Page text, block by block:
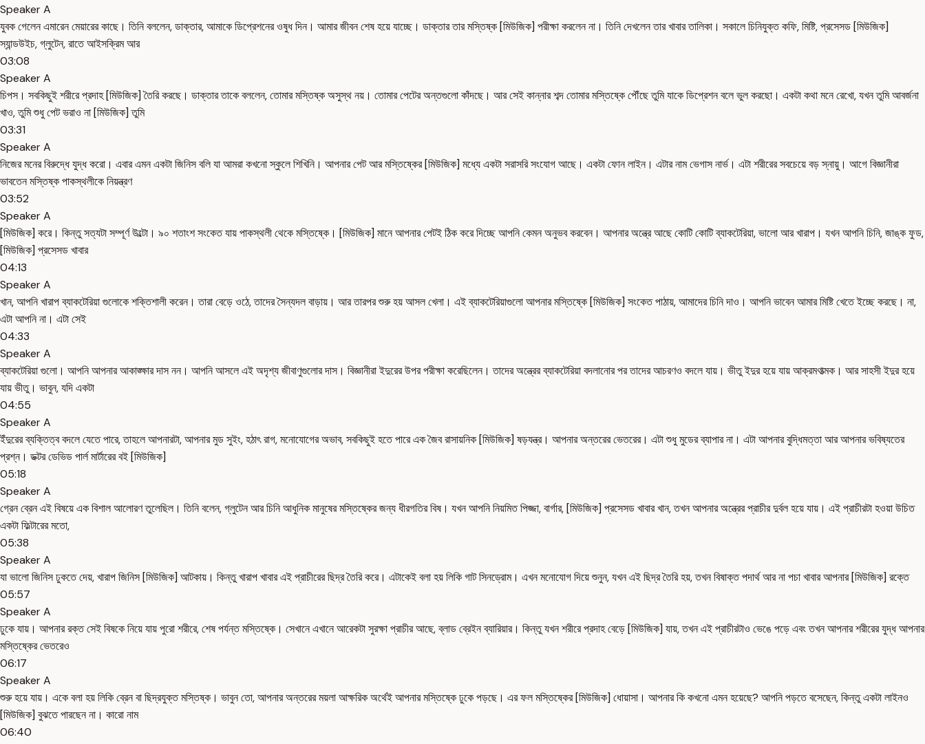
Speaker A
যুবক গেলেন এমারেন মেয়ারের কাছে। তিনি বললেন, ডাক্তার, আমাকে ডিপ্রেশনের ওষুধ দিন। আমার জীবন শেষ হয়ে যাচ্ছে। ডাক্তার তার মস্তিষ্ক [মিউজিক] পরীক্ষা করলেন না। তিনি দেখলেন তার খাবার তালিকা। সকালে চিনিযুক্ত কফি, মিষ্টি, প্রসেসড [মিউজিক]
স্যান্ডউইচ, গ্লুটেন, রাতে আইসক্রিম আর
03:08
Speaker A
চিপস। সবকিছুই শরীরে প্রদাহ [মিউজিক] তৈরি করছে। ডাক্তার তাকে বললেন, তোমার মস্তিষ্ক অসুস্থ নয়। তোমার পেটের অন্তগুলো কাঁদছে। আর সেই কান্নার শব্দ তোমার মস্তিষ্কে পৌঁছে তুমি যাকে ডিপ্রেশন বলে ভুল করছো। একটা কথা মনে রেখো, যখন তুমি আবর্জনা
খাও, তুমি শুধু পেট ভরাও না [মিউজিক] তুমি
03:31
Speaker A
নিজের মনের বিরুদ্ধে যুদ্ধ করো। এবার এমন একটা জিনিস বলি যা আমরা কখনো স্কুলে শিখিনি। আপনার পেট আর মস্তিষ্কের [মিউজিক] মধ্যে একটা সরাসরি সংযোগ আছে। একটা ফোন লাইন। এটার নাম ভেগাস নার্ভ। এটা শরীরের সবচেয়ে বড় স্নায়ু। আগে বিজ্ঞানীরা
ভাবতেন মস্তিষ্ক পাকস্থলীকে নিয়ন্ত্রণ
03:52
Speaker A
[মিউজিক] করে। কিন্তু সত্যটা সম্পূর্ণ উল্টো। ৯০ শতাংশ সংকেত যায় পাকস্থলী থেকে মস্তিষ্কে। [মিউজিক] মানে আপনার পেটই ঠিক করে দিচ্ছে আপনি কেমন অনুভব করবেন। আপনার অন্ত্রে আছে কোটি কোটি ব্যাকটেরিয়া, ভালো আর খারাপ। যখন আপনি চিনি, জাঙ্ক ফুড,
[মিউজিক] প্রসেসড খাবার
04:13
Speaker A
খান, আপনি খারাপ ব্যাকটেরিয়া গুলোকে শক্তিশালী করেন। তারা বেড়ে ওঠে, তাদের সৈন্যদল বাড়ায়। আর তারপর শুরু হয় আসল খেলা। এই ব্যাকটেরিয়াগুলো আপনার মস্তিষ্কে [মিউজিক] সংকেত পাঠায়, আমাদের চিনি দাও। আপনি ভাবেন আমার মিষ্টি খেতে ইচ্ছে করছে। না,
এটা আপনি না। এটা সেই
04:33
Speaker A
ব্যাকটেরিয়া গুলো। আপনি আপনার আকাঙ্ক্ষার দাস নন। আপনি আসলে এই অদৃশ্য জীবাণুগুলোর দাস। বিজ্ঞানীরা ইদুরের উপর পরীক্ষা করেছিলেন। তাদের অন্ত্রের ব্যাকটেরিয়া বদলানোর পর তাদের আচরণও বদলে যায়। ভীতু ইদুর হয়ে যায় আক্রমণাত্মক। আর সাহসী ইদুর হয়ে
যায় ভীতু। ভাবুন, যদি একটা
04:55
Speaker A
ইঁদুরের ব্যক্তিত্ব বদলে যেতে পারে, তাহলে আপনারটা, আপনার মুড সুইং, হঠাৎ রাগ, মনোযোগের অভাব, সবকিছুই হতে পারে এক জৈব রাসায়নিক [মিউজিক] ষড়যন্ত্র। আপনার অন্তরের ভেতরের। এটা শুধু মুডের ব্যাপার না। এটা আপনার বুদ্ধিমত্তা আর আপনার ভবিষ্যতের
প্রশ্ন। ডক্টর ডেভিড পার্ল মার্টারের বই [মিউজিক]
05:18
Speaker A
গ্রেন ব্রেন এই বিষয়ে এক বিশাল আলোরণ তুলেছিল। তিনি বলেন, গ্লুটেন আর চিনি আধুনিক মানুষের মস্তিষ্কের জন্য ধীরগতির বিষ। যখন আপনি নিয়মিত পিজ্জা, বার্গার, [মিউজিক] প্রসেসড খাবার খান, তখন আপনার অন্ত্রের প্রাচীর দুর্বল হয়ে যায়। এই প্রাচীরটা হওয়া উচিত
একটা ফিল্টারের মতো,
05:38
Speaker A
যা ভালো জিনিস ঢুকতে দেয়, খারাপ জিনিস [মিউজিক] আটকায়। কিন্তু খারাপ খাবার এই প্রাচীরের ছিদ্র তৈরি করে। এটাকেই বলা হয় লিকি গাট সিনড্রোম। এখন মনোযোগ দিয়ে শুনুন, যখন এই ছিদ্র তৈরি হয়, তখন বিষাক্ত পদার্থ আর না পচা খাবার আপনার [মিউজিক] রক্তে
05:57
Speaker A
ঢুকে যায়। আপনার রক্ত সেই বিষকে নিয়ে যায় পুরো শরীরে, শেষ পর্যন্ত মস্তিষ্কে। সেখানে এখানে আরেকটা সুরক্ষা প্রাচীর আছে, ব্লাড ব্রেইন ব্যারিয়ার। কিন্তু যখন শরীরে প্রদাহ বেড়ে [মিউজিক] যায়, তখন এই প্রাচীরটাও ভেঙে পড়ে এবং তখন আপনার শরীরের যুদ্ধ আপনার
মস্তিষ্কের ভেতরেও
06:17
Speaker A
শুরু হয়ে যায়। একে বলা হয় লিকি ব্রেন বা ছিদ্রযুক্ত মস্তিষ্ক। ভাবুন তো, আপনার অন্তরের ময়লা আক্ষরিক অর্থেই আপনার মস্তিষ্কে ঢুকে পড়ছে। এর ফল মস্তিষ্কের [মিউজিক] ধোয়াসা। আপনার কি কখনো এমন হয়েছে? আপনি পড়তে বসেছেন, কিন্তু একটা লাইনও
[মিউজিক] বুঝতে পারছেন না। কারো নাম
06:40